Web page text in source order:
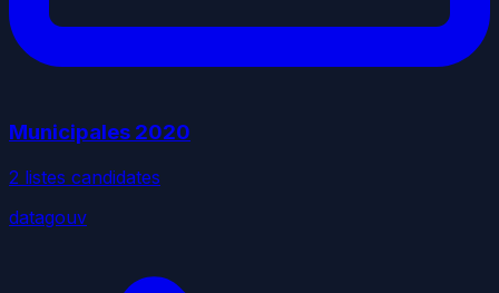
Municipales 2020
2 listes candidates
datagouv